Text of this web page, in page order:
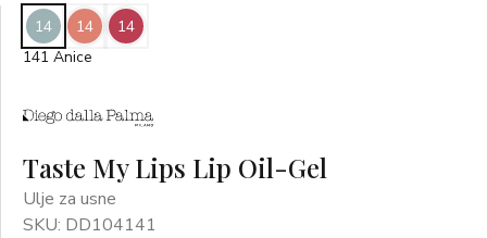
Taste My Lips Lip Oil-Gel
Ulje za usne
SKU: DD104141
14 14
14
141 Anice